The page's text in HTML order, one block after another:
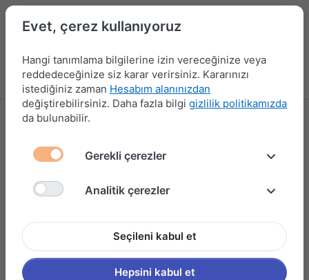
Menü Kampanyalar Yeni Ürünler Giriş yap
Evet, çerez kullanıyoruz
Hangi tanımlama bilgilerine izin vereceğinize veya
reddedeceğinize siz karar verirsiniz. Kararınızı
istediğiniz zaman Hesabım alanınızdan
değiştirebilirsiniz. Daha fazla bilgi gizlilik politikamızda
da bulunabilir.
Gerekli çerezler
Analitik çerezler
Seçileni kabul et
Hepsini kabul et